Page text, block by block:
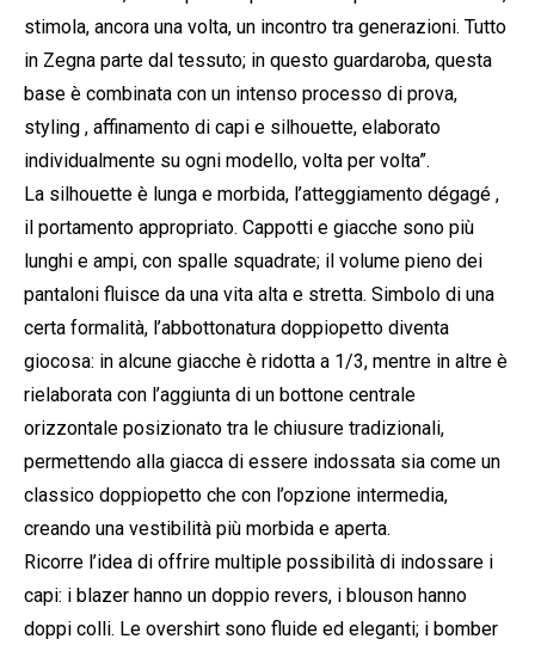
stimola, ancora una volta, un incontro tra generazioni. Tutto
in Zegna parte dal tessuto; in questo guardaroba, questa
base è combinata con un intenso processo di prova,
styling , affinamento di capi e silhouette, elaborato
individualmente su ogni modello, volta per volta”.
La silhouette è lunga e morbida, l’atteggiamento dégagé ,
il portamento appropriato. Cappotti e giacche sono più
lunghi e ampi, con spalle squadrate; il volume pieno dei
pantaloni fluisce da una vita alta e stretta. Simbolo di una
certa formalità, l’abbottonatura doppiopetto diventa
giocosa: in alcune giacche è ridotta a 1/3, mentre in altre è
rielaborata con l’aggiunta di un bottone centrale
orizzontale posizionato tra le chiusure tradizionali,
permettendo alla giacca di essere indossata sia come un
classico doppiopetto che con l’opzione intermedia,
creando una vestibilità più morbida e aperta.
Ricorre l’idea di offrire multiple possibilità di indossare i
capi: i blazer hanno un doppio revers, i blouson hanno
doppi colli. Le overshirt sono fluide ed eleganti; i bomber